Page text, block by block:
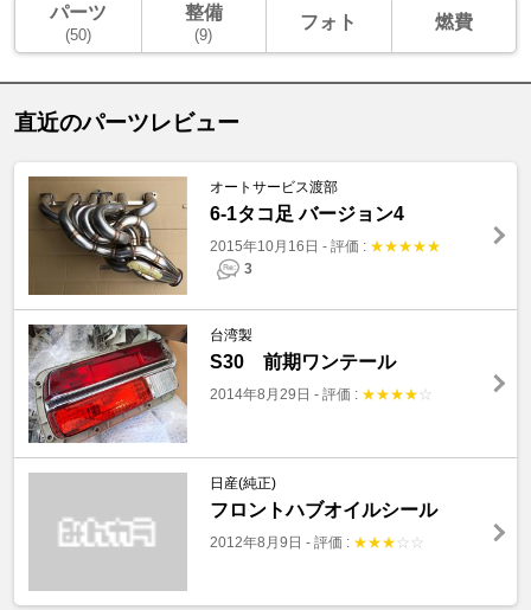
パーツ
(50)
整備
(9)
フォト 燃費
直近のパーツレビュー
オートサービス渡部
6-1タコ足 バージョン4
2015年10月16日 - 評価 : ★★★★★
3
台湾製
S30 前期ワンテール
2014年8月29日 - 評価 : ★★★★ ☆
日産(純正)
フロントハブオイルシール
2012年8月9日 - 評価 : ★★★ ☆ ☆